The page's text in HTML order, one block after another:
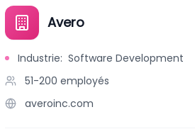
Avero
Industrie: Software Development
51-200 employés
averoinc.com